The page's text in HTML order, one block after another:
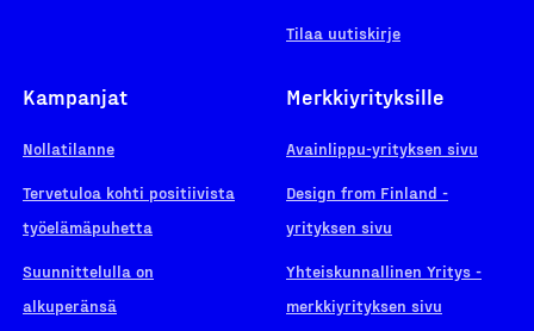
Tilaa uutiskirje
Kampanjat
Nollatilanne
Tervetuloa kohti positiivista
työelämäpuhetta
Suunnittelulla on
alkuperänsä
Merkkiyrityksille
Avainlippu-yrityksen sivu
Design from Finland -
yrityksen sivu
Yhteiskunnallinen Yritys -
merkkiyrityksen sivu